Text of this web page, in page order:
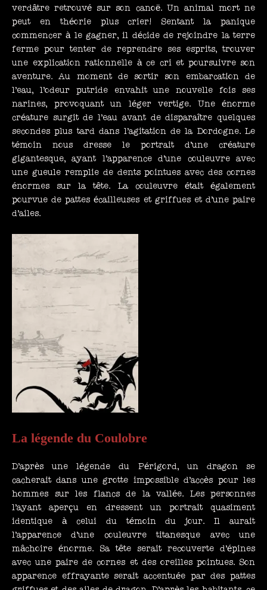
verdâtre retrouvé sur son canoë. Un animal mort ne
peut en théorie plus crier! Sentant la panique
commencer à le gagner, il décide de rejoindre la terre
ferme pour tenter de reprendre ses esprits, trouver
une explication rationnelle à ce cri et poursuivre son
aventure. Au moment de sortir son embarcation de
l’eau, l’odeur putride envahit une nouvelle fois ses
narines, provoquant un léger vertige. Une énorme
créature surgit de l’eau avant de disparaître quelques
secondes plus tard dans l’agitation de la Dordogne. Le
témoin nous dresse le portrait d’une créature
gigantesque, ayant l’apparence d’une couleuvre avec
une gueule remplie de dents pointues avec des cornes
énormes sur la tête. La couleuvre était également
pourvue de pattes écailleuses et griffues et d’une paire
d’ailes.
La légende du Coulobre
D’après une légende du Périgord, un dragon se
cacherait dans une grotte impossible d’accès pour les
hommes sur les flancs de la vallée. Les personnes
l’ayant aperçu en dressent un portrait quasiment
identique à celui du témoin du jour. Il aurait
l’apparence d’une couleuvre titanesque avec une
mâchoire énorme. Sa tête serait recouverte d’épines
avec une paire de cornes et des oreilles pointues. Son
apparence effrayante serait accentuée par des pattes